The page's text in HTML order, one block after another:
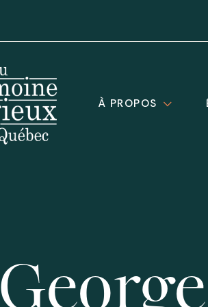
À PROPOS